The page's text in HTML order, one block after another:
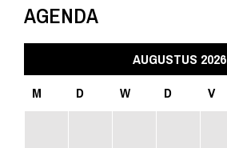
AGENDA
AUGUSTUS 2026
M
D W D V